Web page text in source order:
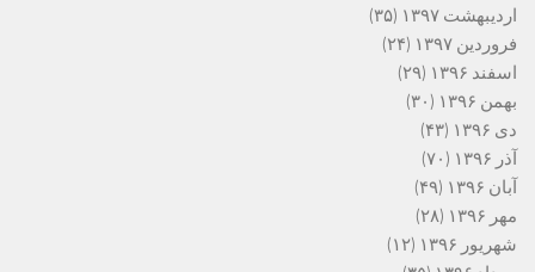
اردیبهشت ۱۳۹۷
(۳۵)
فروردین ۱۳۹۷
(۲۴)
اسفند ۱۳۹۶
(۲۹)
بهمن ۱۳۹۶
(۳۰)
دی ۱۳۹۶
(۴۳)
آذر ۱۳۹۶
(۷۰)
آبان ۱۳۹۶
(۴۹)
مهر ۱۳۹۶
(۲۸)
شهریور ۱۳۹۶
(۱۲)